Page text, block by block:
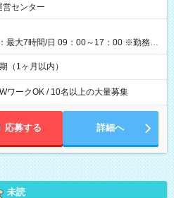
験 7:00～13:30（休憩なし） 時給1,300
間＝日収8,400円＋交通費 【試用期
営センター
最大7時間/日 09：00～17：00 ※勤務時
ます。
（1ヶ月以内）
ワークOK / 10名以上の大量募集
応募する 詳細へ
未読